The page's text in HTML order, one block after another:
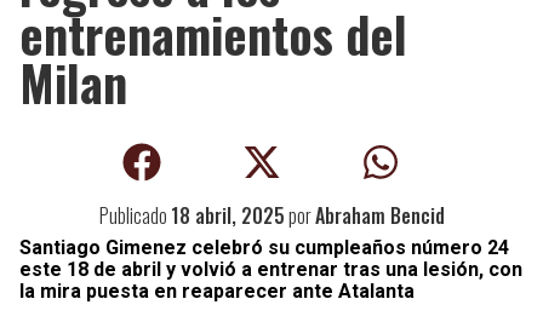
entrenamientos del
Milan
Publicado 18 abril, 2025porAbraham Bencid
Santiago Gimenez celebró su cumpleaños número 24
este 18 de abril y volvió a entrenar tras una lesión, con
la mira puesta en reaparecer ante Atalanta